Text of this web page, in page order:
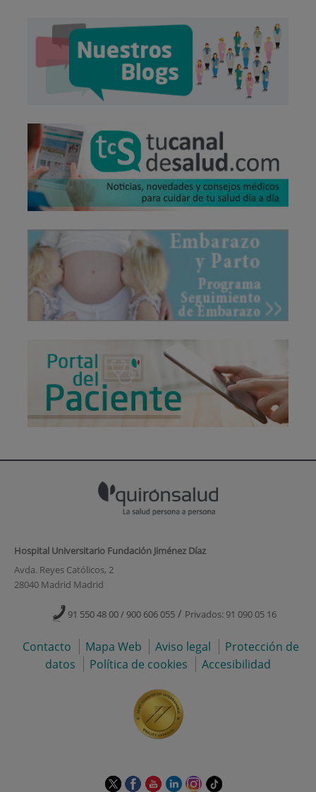
Hospital Universitario Fundación Jiménez Díaz
Avda. Reyes Católicos, 2
28040 Madrid Madrid
91 550 48 00 / 900 606 055 / Privados: 91 090 05 16
Contacto Mapa Web Aviso legal
Protección de
datos
Política de cookies Accesibilidad
EsteEsteEsteEsteEsteEnlace